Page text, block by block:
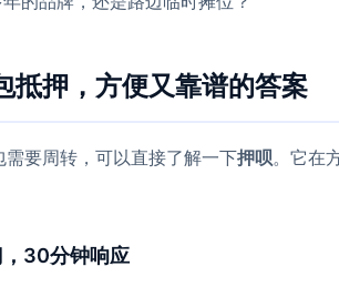
抵押，方便又靠谱的答案
要周转，可以直接了解一下押呗。它在
30分钟响应